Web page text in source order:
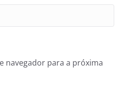
navegador para a próxima